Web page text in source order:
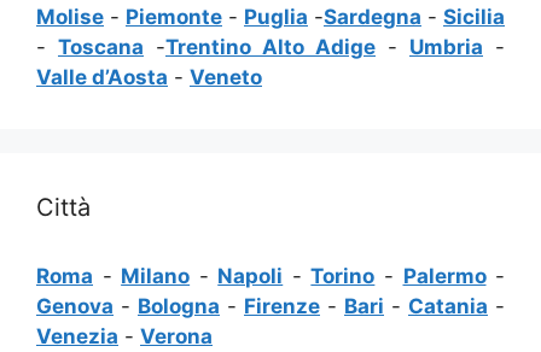
Molise - Piemonte - Puglia -Sardegna - Sicilia
- Toscana -Trentino Alto Adige - Umbria -
Valle d’Aosta - Veneto
Città
Roma - Milano - Napoli -Torino - Palermo-
Genova - Bologna - Firenze - Bari - Catania -
Venezia - Verona